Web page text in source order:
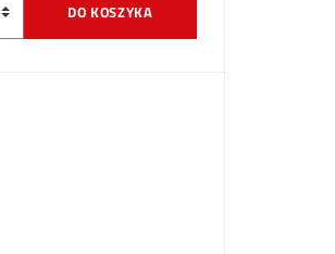
DO KOSZYKA